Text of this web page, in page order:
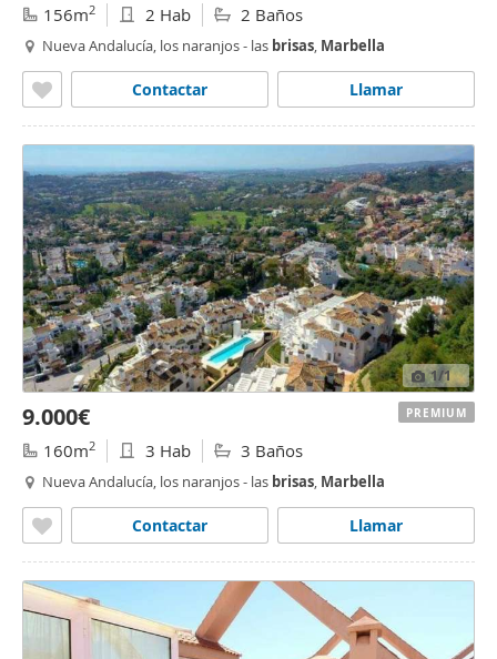
156m2 2 Hab 2 Baños
Nueva Andalucía, los naranjos - las brisas, Marbella
Llamar
Contactar
1/1
9.000€
160m2 3 Hab 3 Baños
Nueva Andalucía, los naranjos - las brisas, Marbella
Llamar
Contactar
PREMIUM